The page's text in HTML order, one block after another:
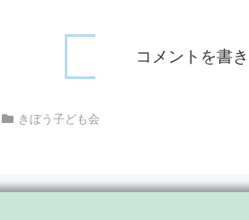
コメントを書
きぼう子ども会